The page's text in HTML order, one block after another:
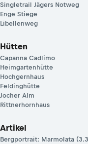
Singletrail Jägers Notweg
Enge Stiege
Libellenweg
Hütten
Capanna Cadlimo
Heimgartenhütte
Hochgernhaus
Feldinghütte
Jocher Alm
Rittnerhornhaus
Artikel
Bergportrait: Marmolata